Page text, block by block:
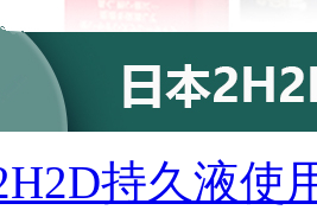
持久液使